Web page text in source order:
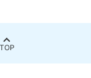
TOP